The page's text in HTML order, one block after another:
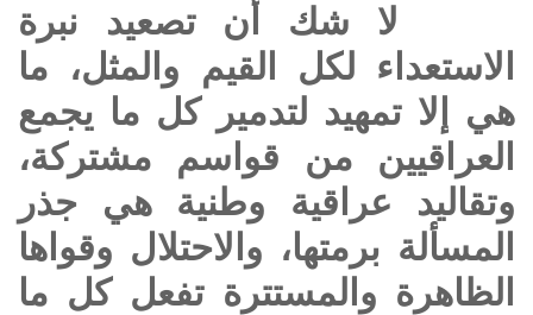
لا شك أن تصعيد نبرة
الاستعداء لكل القيم والمثل، ما
هي إلا تمهيد لتدمير كل ما يجمع
العراقيين من قواسم مشتركة،
وتقاليد عراقية وطنية هي جذر
المسألة برمتها، والاحتلال وقواها
الظاهرة والمستترة تفعل كل ما